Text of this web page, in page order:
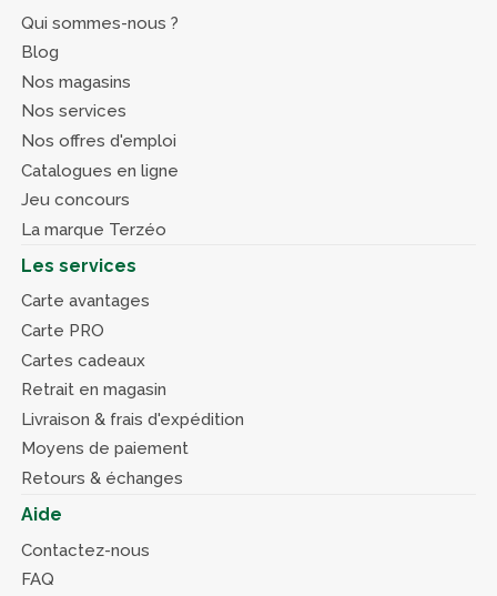
Qui sommes-nous ?
Blog
Nos magasins
Nos services
Nos offres d'emploi
Catalogues en ligne
Jeu concours
La marque Terzéo
Les services
Carte avantages
Carte PRO
Cartes cadeaux
Retrait en magasin
Livraison & frais d'expédition
Moyens de paiement
Retours & échanges
Aide
Contactez-nous
FAQ